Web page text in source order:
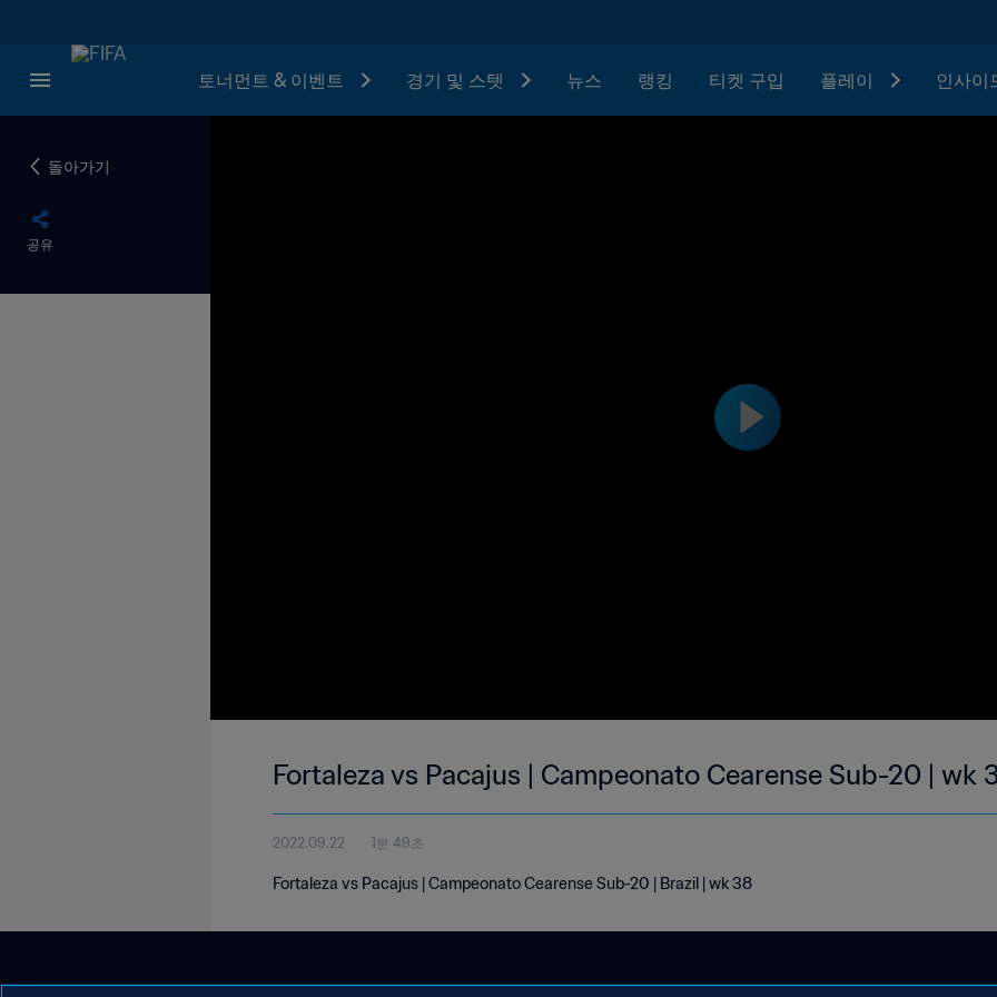
토너먼트 & 이벤트 경기 및 스텟 뉴스 랭킹 티켓 구입 플레이 인사이
돌아가기
공유
Fortaleza vs Pacajus | Campeonato Cearense Sub-20 | wk
2022.09.22 1분 49초
Fortaleza vs Pacajus | Campeonato Cearense Sub-20 | Brazil | wk 38